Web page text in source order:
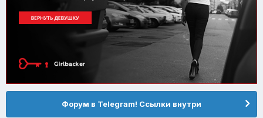
Форум в Telegram! Ссылки внутри